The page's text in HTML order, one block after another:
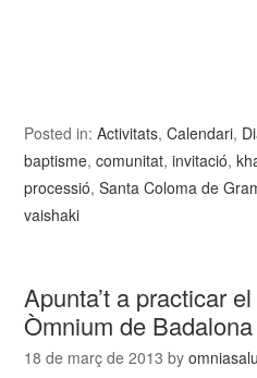
Posted in:Activitats,Calendari,
baptisme,comunitat,invitació,
processió,Santa Coloma de
vaishaki
Apunta’t a practicar
Òmnium de Badalona
18 de març de 2013 by